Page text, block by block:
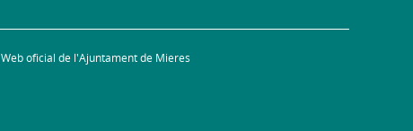
Web oficial de l'Ajuntament de Mieres